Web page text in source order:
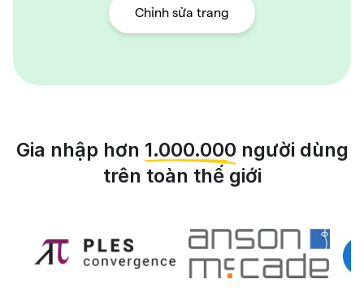
Chỉnh sửa trang
Gia nhập hơn 1.000.000 người dùng
trên toàn thế giới